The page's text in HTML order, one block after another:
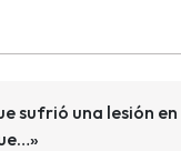
sufrió una lesión